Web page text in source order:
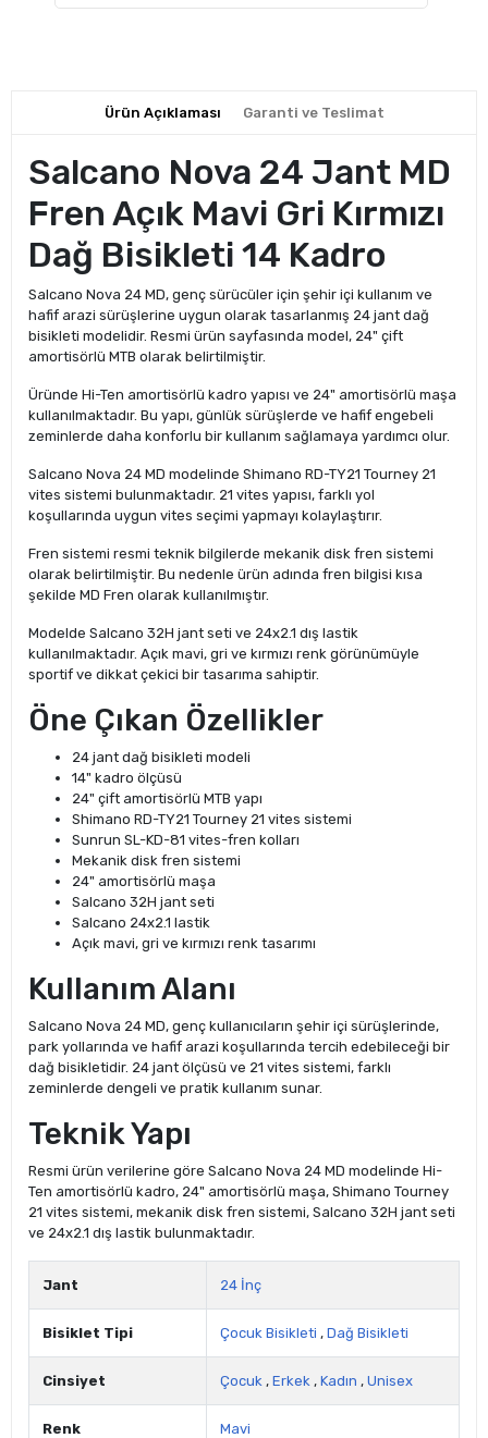
Ürün Açıklaması Garanti ve Teslimat
Salcano Nova 24 Jant MD
Fren Açık Mavi Gri Kırmızı
Dağ Bisikleti 14 Kadro
Salcano Nova 24 MD, genç sürücüler için şehir içi kullanım ve
hafif arazi sürüşlerine uygun olarak tasarlanmış 24 jant dağ
bisikleti modelidir. Resmi ürün sayfasında model, 24" çift
amortisörlü MTB olarak belirtilmiştir.
Üründe Hi-Ten amortisörlü kadro yapısı ve 24" amortisörlü maşa
kullanılmaktadır. Bu yapı, günlük sürüşlerde ve hafif engebeli
zeminlerde daha konforlu bir kullanım sağlamaya yardımcı olur.
Salcano Nova 24 MD modelinde Shimano RD-TY21 Tourney 21
vites sistemi bulunmaktadır. 21 vites yapısı, farklı yol
koşullarında uygun vites seçimi yapmayı kolaylaştırır.
Fren sistemi resmi teknik bilgilerde mekanik disk fren sistemi
olarak belirtilmiştir. Bu nedenle ürün adında fren bilgisi kısa
şekilde MD Fren olarak kullanılmıştır.
Modelde Salcano 32H jant seti ve 24x2.1 dış lastik
kullanılmaktadır. Açık mavi, gri ve kırmızı renk görünümüyle
sportif ve dikkat çekici bir tasarıma sahiptir.
Öne Çıkan Özellikler
24 jant dağ bisikleti modeli
14" kadro ölçüsü
24" çift amortisörlü MTB yapı
Shimano RD-TY21 Tourney 21 vites sistemi
Sunrun SL-KD-81 vites-fren kolları
Mekanik disk fren sistemi
24" amortisörlü maşa
Salcano 32H jant seti
Salcano 24x2.1 lastik
Açık mavi, gri ve kırmızı renk tasarımı
Kullanım Alanı
Salcano Nova 24 MD, genç kullanıcıların şehir içi sürüşlerinde,
park yollarında ve hafif arazi koşullarında tercih edebileceği bir
dağ bisikletidir. 24 jant ölçüsü ve 21 vites sistemi, farklı
zeminlerde dengeli ve pratik kullanım sunar.
Teknik Yapı
Resmi ürün verilerine göre Salcano Nova 24 MD modelinde Hi-
Ten amortisörlü kadro, 24" amortisörlü maşa, Shimano Tourney
21 vites sistemi, mekanik disk fren sistemi, Salcano 32H jant seti
ve 24x2.1 dış lastik bulunmaktadır.
Jant 24 İnç
Bisiklet Tipi Çocuk Bisikleti , Dağ Bisikleti
Cinsiyet Çocuk , Erkek , Kadın , Unisex
Renk Mavi